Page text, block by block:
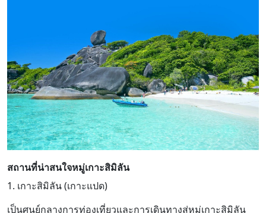
สถานที่น่าสนใจหมู่เกาะสิมิลัน
1. เกาะสิมิลัน (เกาะแปด)
เป็นศูนย์กลางการท่องเที่ยวและการเดินทางสู่หมู่เกาะสิมิลัน